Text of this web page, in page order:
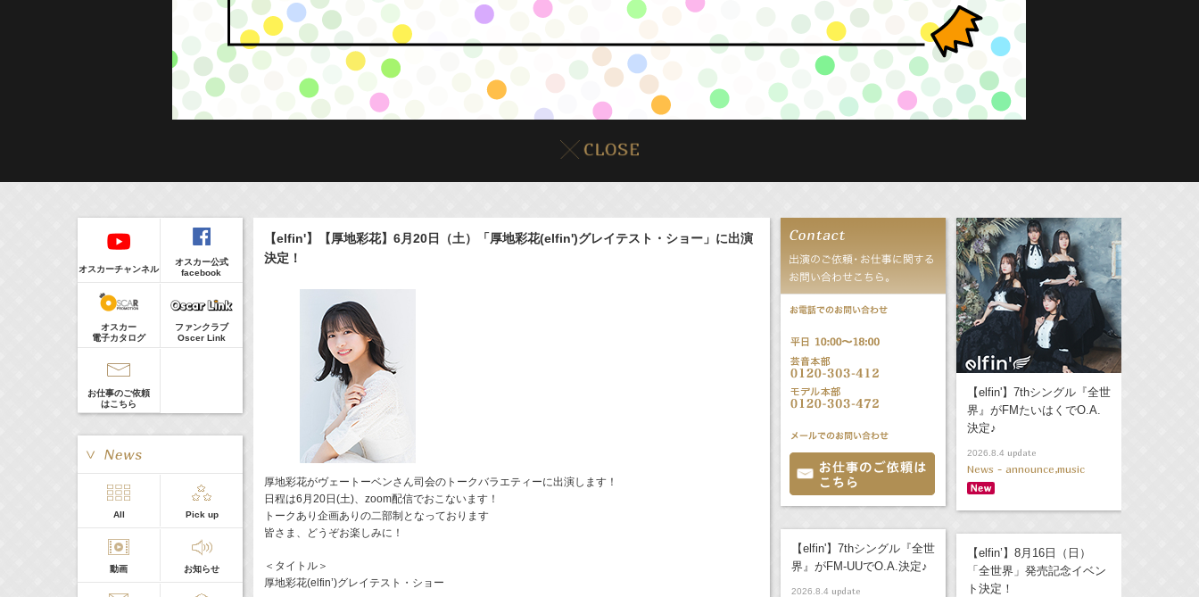
8/6(Thu)
イベント
販売情報
24:00-24:30(TV)
一緒にごはんをたべるだけ
> More
【elfin'】【厚地彩花】6月20日（土）「厚地彩花(elfin')グレイテスト・ショー」に出演
決定！
厚地彩花がヴェートーベンさん司会のトークバラエティーに出演します！
日程は6月20日(土)、zoom配信でおこないます！
トークあり企画ありの二部制となっております
皆さま、どうぞお楽しみに！
＜タイトル＞
厚地彩花(elfin’)グレイテスト・ショー
【elfin'】7thシングル『全世
界』がFMたいはくでO.A.
決定♪
2026.8.4 update
News - announce,music
【elfin'】7thシングル『全世
界』がFM-UUでO.A.決定♪
2026.8.4 update
【elfin’】8月16日（日）
「全世界」発売記念イベン
ト決定！
オスカーチャンネル
オスカー公式
facebook
オスカー
電子カタログ
ファンクラブ
Oscer Link
お仕事のご依頼
はこちら
All Pick up
動画 お知らせ
Regular
Guest
本日の出演
５０音順
CLIP